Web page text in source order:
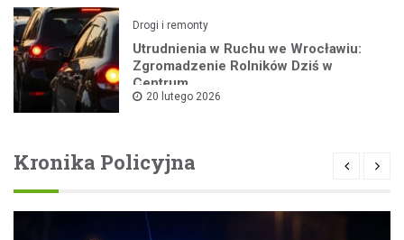
Drogi i remonty
Utrudnienia w Ruchu we Wrocławiu:
Zgromadzenie Rolników Dziś w
Centrum
20 lutego 2026
Kronika Policyjna